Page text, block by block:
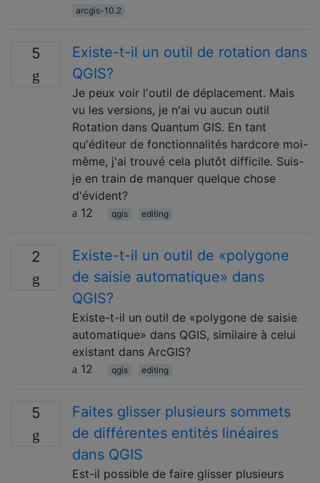
arcgis-10.2
5
Existe-t-il un outil de rotation dans
QGIS?
Je peux voir l'outil de déplacement. Mais
vu les versions, je n'ai vu aucun outil
Rotation dans Quantum GIS. En tant
qu'éditeur de fonctionnalités hardcore moi-
même, j'ai trouvé cela plutôt difficile. Suis-
je en train de manquer quelque chose
d'évident?
12
qgis editing
2
Existe-t-il un outil de «polygone
de saisie automatique» dans
QGIS?
Existe-t-il un outil de «polygone de saisie
automatique» dans QGIS, similaire à celui
existant dans ArcGIS?
12
qgis editing
5
Faites glisser plusieurs sommets
de différentes entités linéaires
dans QGIS
Est-il possible de faire glisser plusieurs